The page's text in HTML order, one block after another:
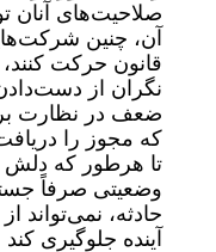
صلاحیت‌های آنان
آن، چنین
قانون حرکت
نگران از
ضعف در نظارت
که مجوز را
تا هرطور که دلش
وضعیتی صرفاً
حادثه، نمی‌تواند
آینده جلوگیری کند